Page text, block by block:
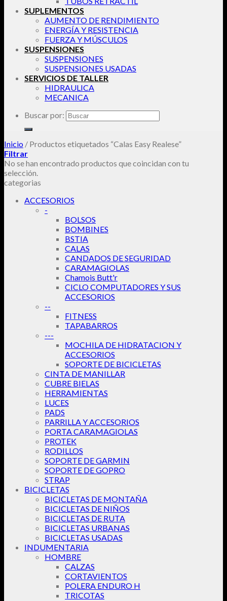
SUPLEMENTOS
AUMENTO DE RENDIMIENTO
ENERGÍA Y RESISTENCIA
FUERZA Y MÚSCULOS
SUSPENSIONES
SUSPENSIONES
SUSPENSIONES USADAS
SERVICIOS DE TALLER
HIDRAULICA
MECANICA
Buscar por:
Inicio / Productos etiquetados “Calas Easy Realese”
Filtrar
No se han encontrado productos que coincidan con tu
selección.
categorias
ACCESORIOS
-
BOLSOS
BOMBINES
BSTIA
CALAS
CANDADOS DE SEGURIDAD
CARAMAGIOLAS
Chamois Butt'r
CICLO COMPUTADORES Y SUS
ACCESORIOS
--
FITNESS
TAPABARROS
---
MOCHILA DE HIDRATACION Y
ACCESORIOS
SOPORTE DE BICICLETAS
CINTA DE MANILLAR
CUBRE BIELAS
HERRAMIENTAS
LUCES
PADS
PARRILLA Y ACCESORIOS
PORTA CARAMAGIOLAS
PROTEK
RODILLOS
SOPORTE DE GARMIN
SOPORTE DE GOPRO
STRAP
BICICLETAS
BICICLETAS DE MONTAÑA
BICICLETAS DE NIÑOS
BICICLETAS DE RUTA
BICICLETAS URBANAS
BICICLETAS USADAS
INDUMENTARIA
HOMBRE
CALZAS
CORTAVIENTOS
POLERA ENDURO H
TRICOTAS